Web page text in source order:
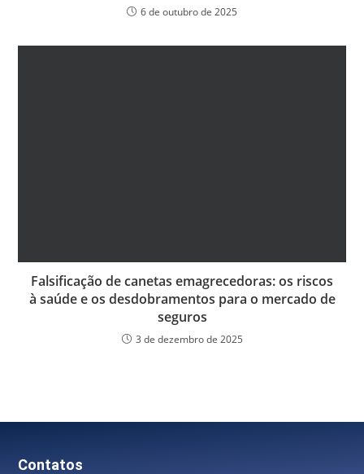
6 de outubro de 2025
Falsificação de canetas emagrecedoras: os riscos
à saúde e os desdobramentos para o mercado de
seguros
3 de dezembro de 2025
Contatos